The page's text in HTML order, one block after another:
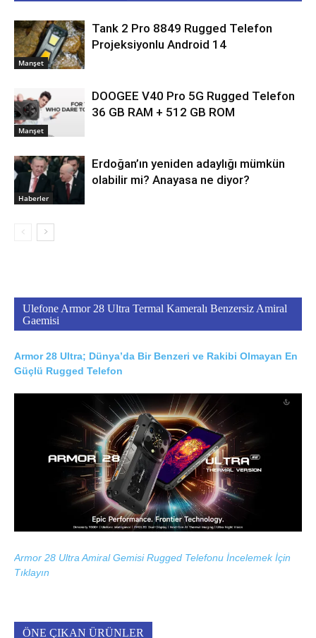
Manşet
Tank 2 Pro 8849 Rugged Telefon
Projeksiyonlu Android 14
Manşet
DOOGEE V40 Pro 5G Rugged Telefon
36 GB RAM + 512 GB ROM
Haberler
Erdoğan’ın yeniden adaylığı mümkün
olabilir mi? Anayasa ne diyor?
Ulefone Armor 28 Ultra Termal Kameralı Benzersiz Amiral
Gaemisi
Armor 28 Ultra; Dünya’da Bir Benzeri ve Rakibi Olmayan En
Güçlü Rugged Telefon
Armor 28 Ultra Amiral Gemisi Rugged Telefonu İncelemek İçin
Tıklayın
ÖNE ÇIKAN ÜRÜNLER